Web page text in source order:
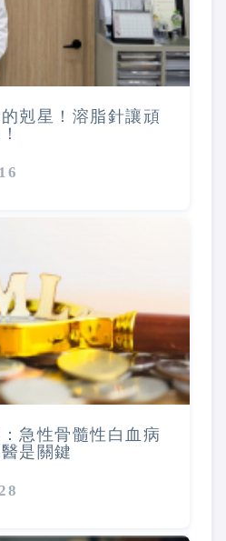
剋星！溶脂針讓頑
急性骨髓性白血病
是關鍵